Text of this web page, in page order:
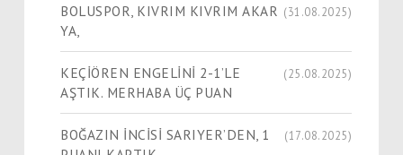
BOLUSPOR, KIVRIM KIVRIM AKAR
YA,
(31.08.2025)
KEÇİÖREN ENGELİNİ 2-1’LE
AŞTIK. MERHABA ÜÇ PUAN
(25.08.2025)
BOĞAZIN İNCİSİ SARIYER’DEN, 1
(17.08.2025)